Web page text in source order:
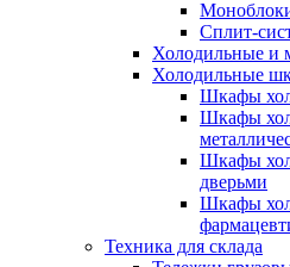
Сплит-
Холодильные и
Холодильные
Шкафы
Шкафы
Шкафы
дверьми
Шкафы
Техника для склада